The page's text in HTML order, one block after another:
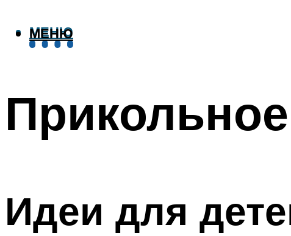
МЕНЮ
МЕНЮ
Идеи для